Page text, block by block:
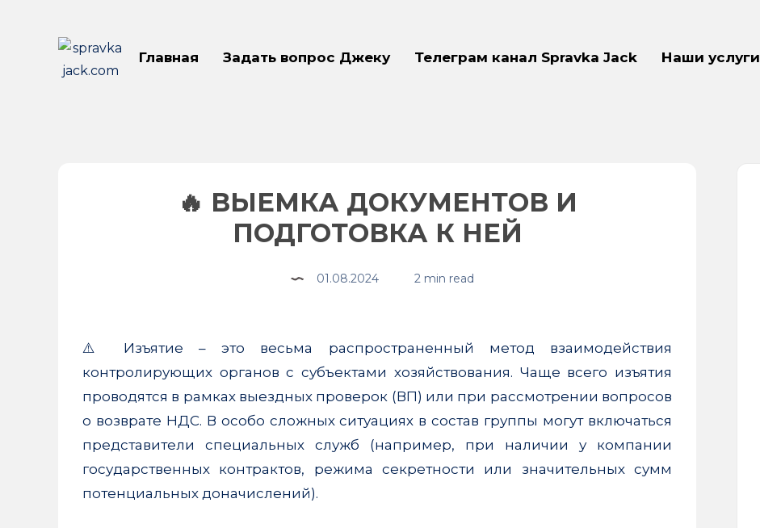
Главная Задать вопрос Джеку Телеграм канал Spravka Jack Наши услуги
🔥 ВЫЕМКА ДОКУМЕНТОВ И
ПОДГОТОВКА К НЕЙ
01.08.2024 2 min read
Share
Share
⚠️ Изъятие – это весьма распространенный метод взаимодействия
контролирующих органов с субъектами хозяйствования. Чаще всего изъятия
проводятся в рамках выездных проверок (ВП) или при рассмотрении вопросов
о возврате НДС. В особо сложных ситуациях в состав группы могут включаться
представители специальных служб (например, при наличии у компании
государственных контрактов, режима секретности или значительных сумм
потенциальных доначислений).